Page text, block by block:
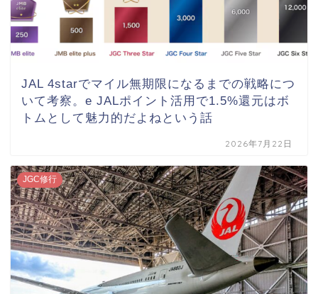
JAL 4starでマイル無期限になるまでの戦略につ
いて考察。e JALポイント活用で1.5%還元はボ
トムとして魅力的だよねという話
2026年7月22日
JGC修行